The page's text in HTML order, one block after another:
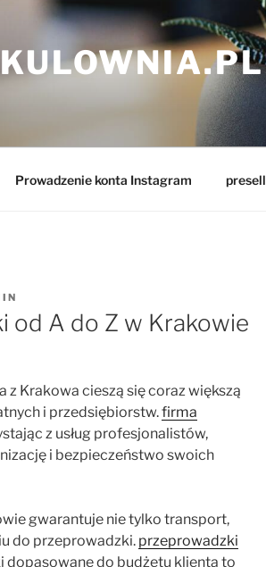
Prowadzenie konta Instagram presell
od A do Z w Krakowie
Krakowa cieszą się coraz większą
i przedsiębiorstw.firma
z usług profesjonalistów,
i bezpieczeństwo swoich
gwarantuje nie tylko transport,
do przeprowadzki. przeprowadzki
dopasowane do budżetu klienta to